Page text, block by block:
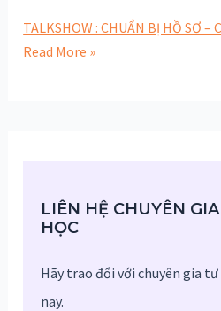
TALKSHOW : CHUẨN BỊ HỒ SƠ –
Read More »
LIÊN HỆ CHUYÊN
HỌC
Hãy trao đổi với chuyên gia tư
nay.